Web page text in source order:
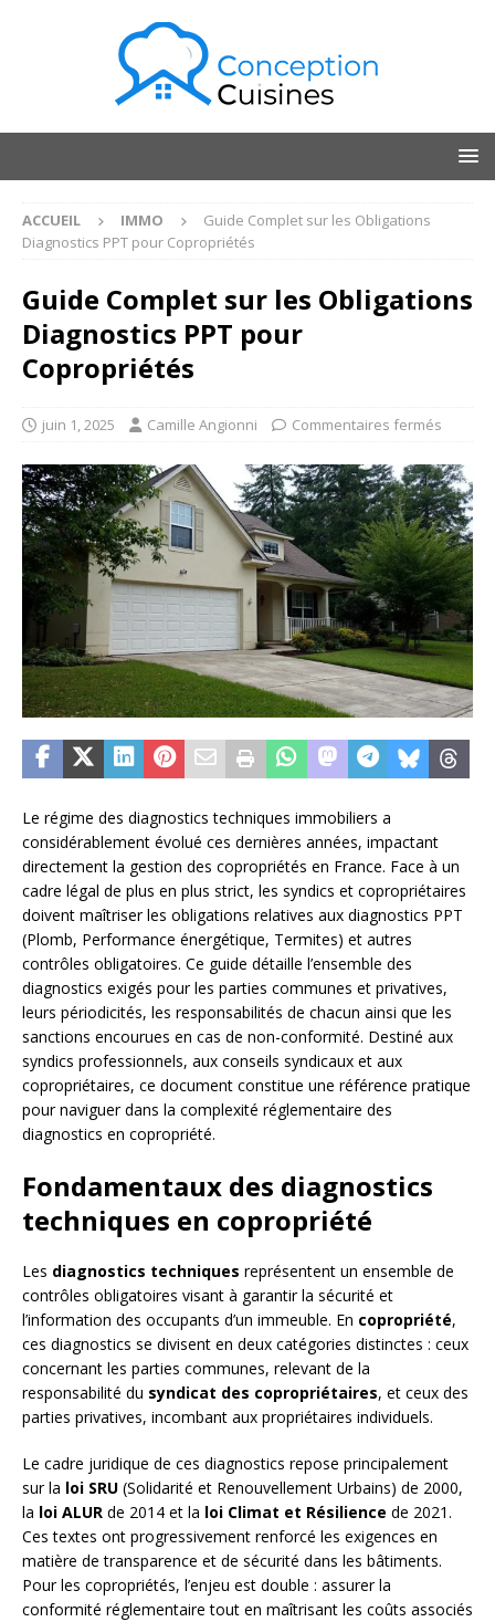
ACCUEIL IMMO
Guide Complet sur les Obligations
Diagnostics PPT pour Copropriétés
Guide Complet sur les Obligations
Diagnostics PPT pour
Copropriétés
juin 1, 2025 Camille Angionni Commentaires fermés
Le régime des diagnostics techniques immobiliers a
considérablement évolué ces dernières années, impactant
directement la gestion des copropriétés en France. Face à un
cadre légal de plus en plus strict, les syndics et copropriétaires
doivent maîtriser les obligations relatives aux diagnostics PPT
(Plomb, Performance énergétique, Termites) et autres
contrôles obligatoires. Ce guide détaille l’ensemble des
diagnostics exigés pour les parties communes et privatives,
leurs périodicités, les responsabilités de chacun ainsi que les
sanctions encourues en cas de non-conformité. Destiné aux
syndics professionnels, aux conseils syndicaux et aux
copropriétaires, ce document constitue une référence pratique
pour naviguer dans la complexité réglementaire des
diagnostics en copropriété.
Fondamentaux des diagnostics
techniques en copropriété
Les diagnostics techniques représentent un ensemble de
contrôles obligatoires visant à garantir la sécurité et
l’information des occupants d’un immeuble. En copropriété,
ces diagnostics se divisent en deux catégories distinctes : ceux
concernant les parties communes, relevant de la
responsabilité du syndicat des copropriétaires, et ceux des
parties privatives, incombant aux propriétaires individuels.
Le cadre juridique de ces diagnostics repose principalement
sur la loi SRU (Solidarité et Renouvellement Urbains) de 2000,
la loi ALUR de 2014 et la loi Climat et Résilience de 2021.
Ces textes ont progressivement renforcé les exigences en
matière de transparence et de sécurité dans les bâtiments.
Pour les copropriétés, l’enjeu est double : assurer la
conformité réglementaire tout en maîtrisant les coûts associés